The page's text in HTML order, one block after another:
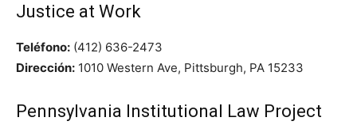
Justice at Work
Teléfono: (412) 636-2473
Dirección: 1010 Western Ave, Pittsburgh, PA 15233
Pennsylvania Institutional Law Project